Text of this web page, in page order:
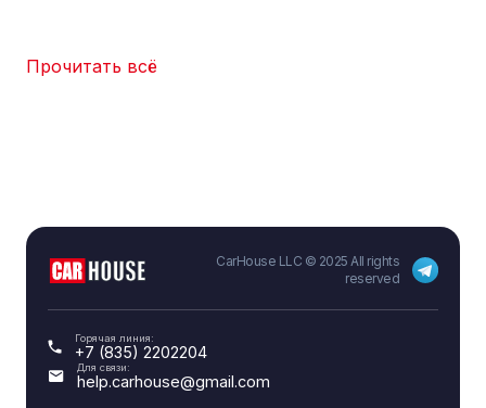
Прочитать всё
CarHouse LLC © 2025 All rights
reserved
Горячая линия:
+7 (835) 2202204
Для связи:
help.carhouse@gmail.com